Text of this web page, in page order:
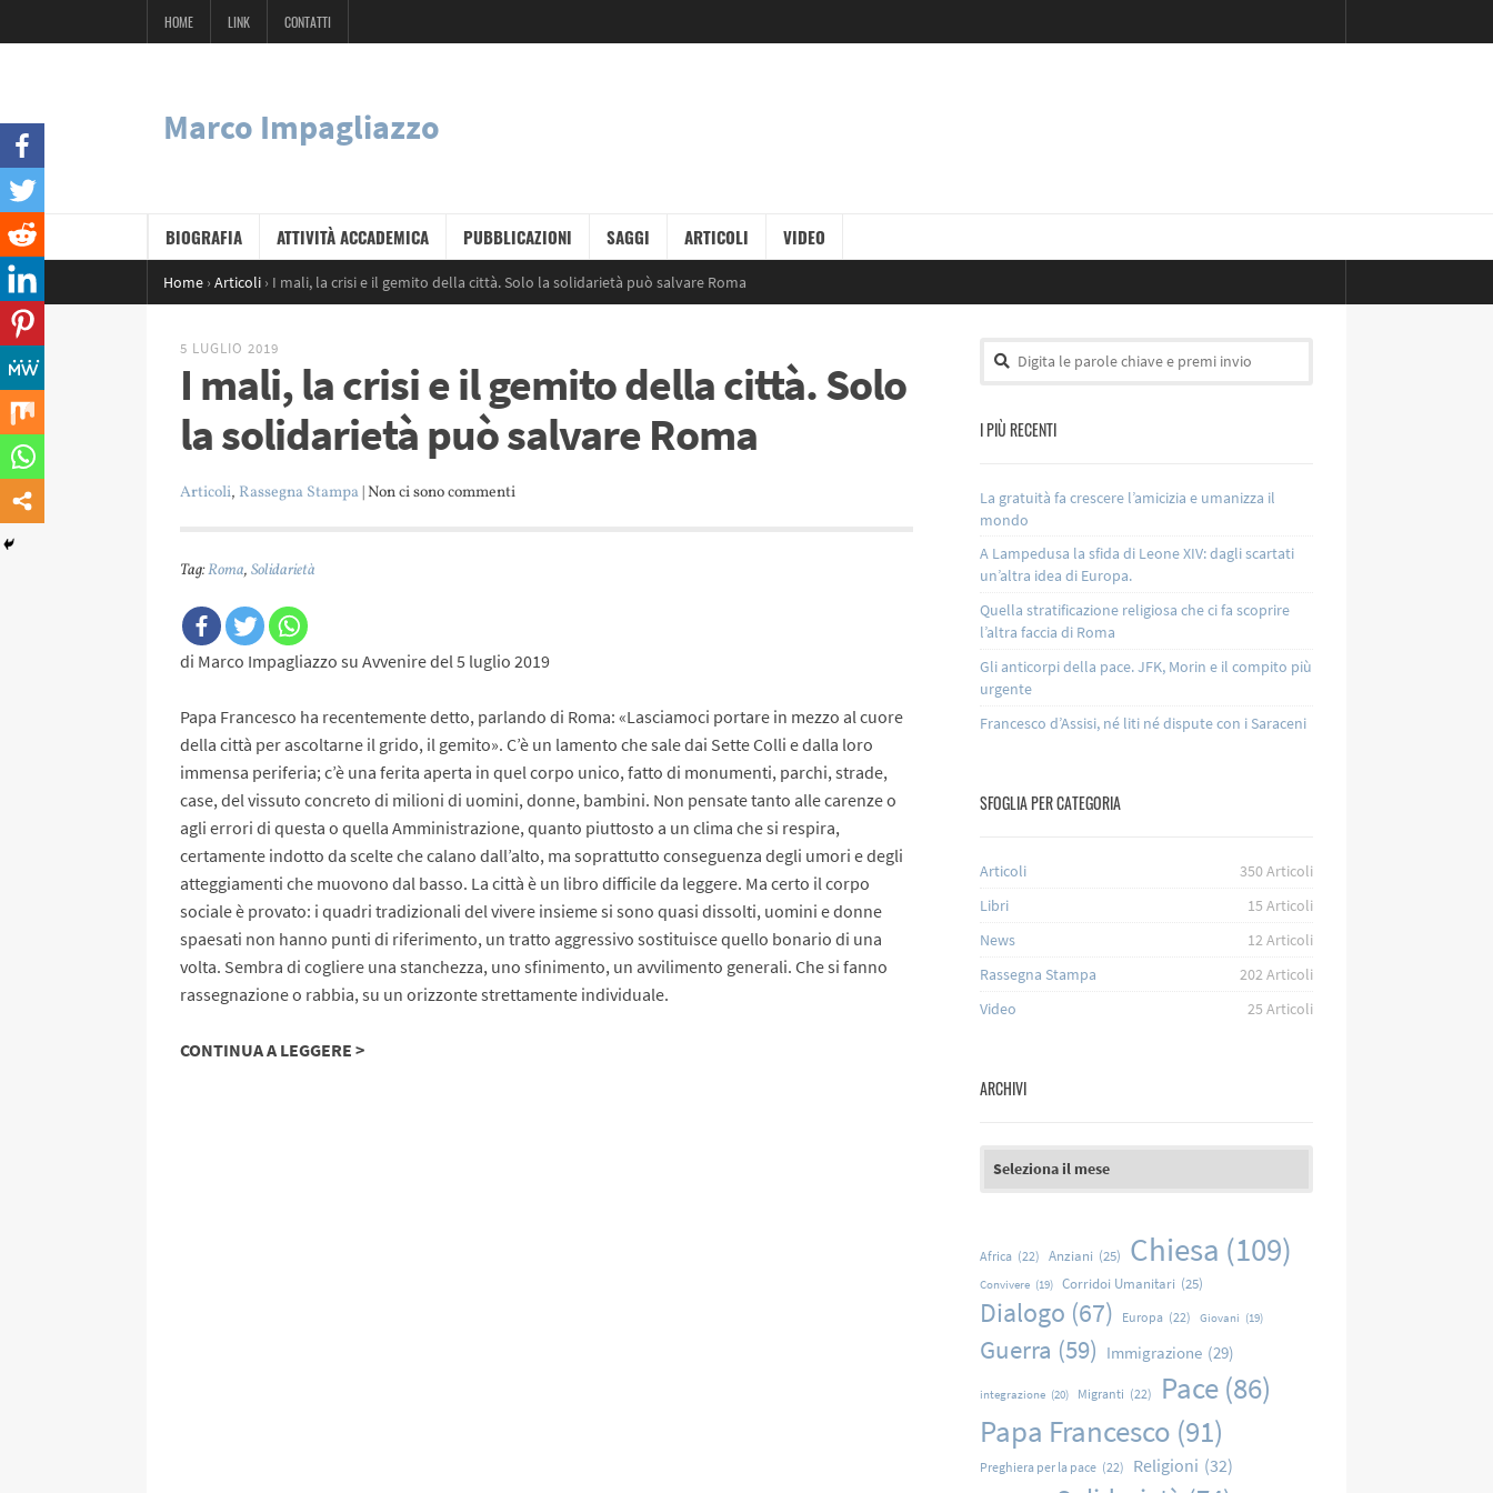
HOME LINK CONTATTI
Marco Impagliazzo
BIOGRAFIA ATTIVITÀ ACCADEMICA PUBBLICAZIONI SAGGI ARTICOLI VIDEO
Home › Articoli › I mali, la crisi e il gemito della città. Solo la solidarietà può salvare Roma
5 LUGLIO 2019
I mali, la crisi e il gemito della città. Solo
la solidarietà può salvare Roma
Articoli, Rassegna Stampa| Non ci sono commenti
Tag:Roma, Solidarietà
di Marco Impagliazzo su Avvenire del 5 luglio 2019
Papa Francesco ha recentemente detto, parlando di Roma: «Lasciamoci portare in mezzo al cuore
della città per ascoltarne il grido, il gemito». C’è un lamento che sale dai Sette Colli e dalla loro
immensa periferia; c’è una ferita aperta in quel corpo unico, fatto di monumenti, parchi, strade,
case, del vissuto concreto di milioni di uomini, donne, bambini. Non pensate tanto alle carenze o
agli errori di questa o quella Amministrazione, quanto piuttosto a un clima che si respira,
certamente indotto da scelte che calano dall’alto, ma soprattutto conseguenza degli umori e degli
atteggiamenti che muovono dal basso. La città è un libro difficile da leggere. Ma certo il corpo
sociale è provato: i quadri tradizionali del vivere insieme si sono quasi dissolti, uomini e donne
spaesati non hanno punti di riferimento, un tratto aggressivo sostituisce quello bonario di una
volta. Sembra di cogliere una stanchezza, uno sfinimento, un avvilimento generali. Che si fanno
rassegnazione o rabbia, su un orizzonte strettamente individuale.
CONTINUA A LEGGERE >
I PIÙ RECENTI
La gratuità fa crescere l’amicizia e umanizza il
mondo
A Lampedusa la sfida di Leone XIV: dagli scartati
un’altra idea di Europa.
Quella stratificazione religiosa che ci fa scoprire
l’altra faccia di Roma
Gli anticorpi della pace. JFK, Morin e il compito più
urgente
Francesco d’Assisi, né liti né dispute con i Saraceni
SFOGLIA PER CATEGORIA
Articoli 350Articoli
Libri
15 Articoli
News
12Articoli
Rassegna Stampa
202Articoli
Video
25 Articoli
ARCHIVI
Africa (22) Anziani (25) Chiesa (109)
Convivere (19) Corridoi Umanitari (25)
Dialogo (67) Europa (22) Giovani (19)
Guerra (59) Immigrazione (29)
integrazione (20) Migranti (22) Pace (86)
Papa Francesco (91)
Preghiera per la pace (22) Religioni (32)